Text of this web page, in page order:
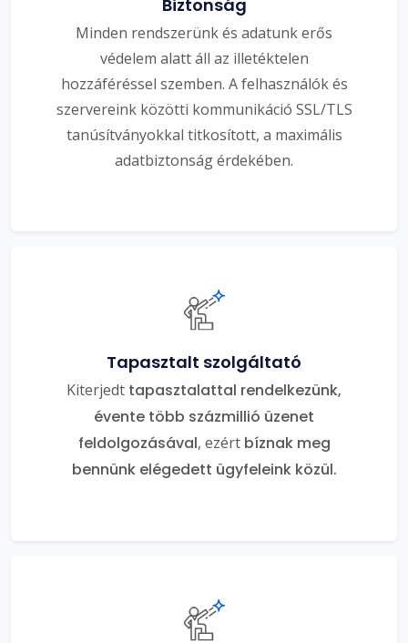
Biztonság
Minden rendszerünk és adatunk erős
védelem alatt áll az illetéktelen
hozzáféréssel szemben. A felhasználók és
szervereink közötti kommunikáció SSL/TLS
tanúsítványokkal titkosított, a maximális
adatbiztonság érdekében.
Tapasztalt szolgáltató
Kiterjedt tapasztalattal rendelkezünk,
évente több százmillió üzenet
feldolgozásával, ezért bíznak meg
bennünk elégedett ügyfeleink közül.